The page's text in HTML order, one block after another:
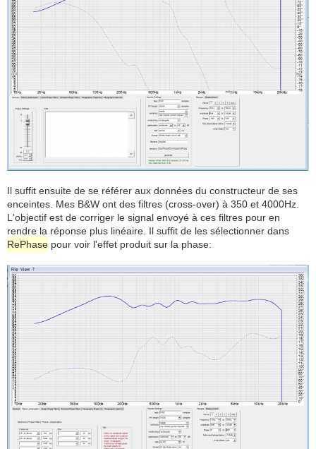
Il suffit ensuite de se référer aux données du constructeur de ses
enceintes. Mes B&W ont des filtres (cross-over) à 350 et 4000Hz.
L'objectif est de corriger le signal envoyé à ces filtres pour en
rendre la réponse plus linéaire. Il suffit de les sélectionner dans
RePhase pour voir l'effet produit sur la phase: